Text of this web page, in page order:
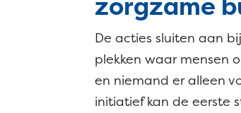
zorgzame
De acties sluiten aan
plekken waar mensen
en niemand er alleen
initiatief kan de eerste